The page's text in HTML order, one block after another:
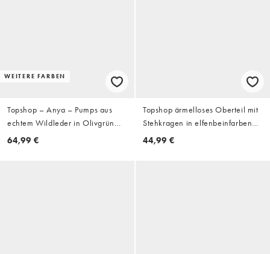
WEITERE FARBEN
Topshop – Anya – Pumps aus
echtem Wildleder in Olivgrün
mit Fersenriemen und hohem
64,99 €
Topshop ärmelloses Oberteil mit
Stehkragen in elfenbeinfarbenen
Streifen
44,99 €